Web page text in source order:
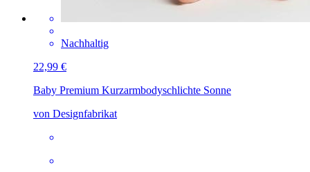
Nachhaltig
22,99 €
Baby Premium Kurzarmbodyschlichte Sonne
von Designfabrikat